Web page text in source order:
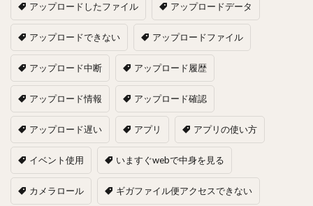
アップロードしたファイル アップロードデータ
アップロードできない アップロードファイル
アップロード中断 アップロード履歴
アップロード情報 アップロード確認
アップロード遅い アプリ アプリの使い方
イベント使用 いますぐwebで中身を見る
カメラロール ギガファイル便アクセスできない